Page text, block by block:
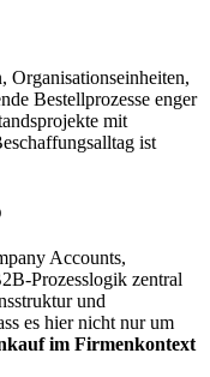
Organisationseinheiten,
Bestellprozesse enger
mit
ist
Accounts,
Prozesslogik zentral
und
es hier nicht nur um
im Firmenkontext